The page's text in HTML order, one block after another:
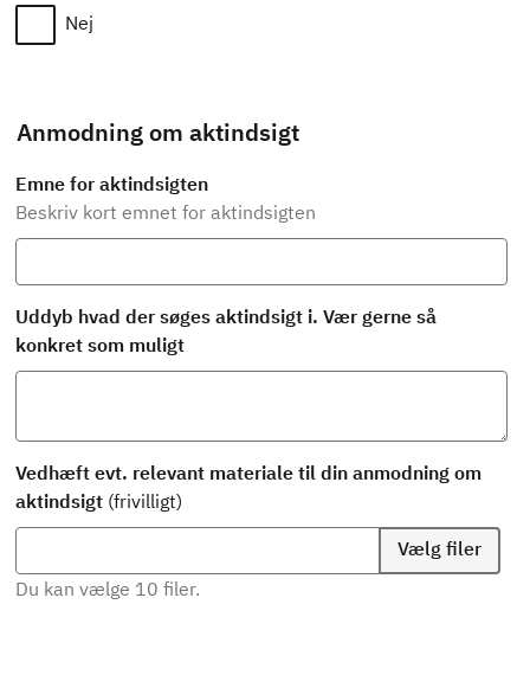
Nej
Anmodning om aktindsigt
Emne for aktindsigten
Beskriv kort emnet for aktindsigten
Uddyb hvad der søges aktindsigt i. Vær gerne så
konkret som muligt
Vedhæft evt. relevant materiale til din anmodning om
aktindsigt (frivilligt)
Vælg filer
Du kan vælge 10 filer.